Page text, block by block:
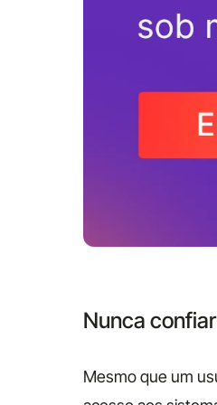
Nunca
Mesmo que um